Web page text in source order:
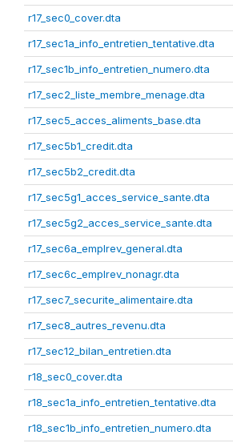
r17_sec0_cover.dta
r17_sec1a_info_entretien_tentative.dta
r17_sec1b_info_entretien_numero.dta
r17_sec2_liste_membre_menage.dta
r17_sec5_acces_aliments_base.dta
r17_sec5b1_credit.dta
r17_sec5b2_credit.dta
r17_sec5g1_acces_service_sante.dta
r17_sec5g2_acces_service_sante.dta
r17_sec6a_emplrev_general.dta
r17_sec6c_emplrev_nonagr.dta
r17_sec7_securite_alimentaire.dta
r17_sec8_autres_revenu.dta
r17_sec12_bilan_entretien.dta
r18_sec0_cover.dta
r18_sec1a_info_entretien_tentative.dta
r18_sec1b_info_entretien_numero.dta